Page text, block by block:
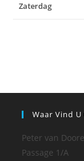
Zaterdag
Waar Vind U
Peter van
Passage 1/A